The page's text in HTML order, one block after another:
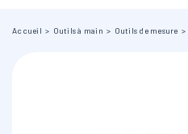
Accueil Outils à main Outils de mesure